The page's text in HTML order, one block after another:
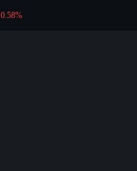
0.58%